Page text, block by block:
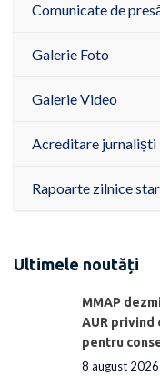
Comunicate de
Galerie Foto
Galerie Video
Acreditare jurnaliști
Rapoarte zilnice
Ultimele noutăți
MMAP
AUR
pentru
8 august 2026